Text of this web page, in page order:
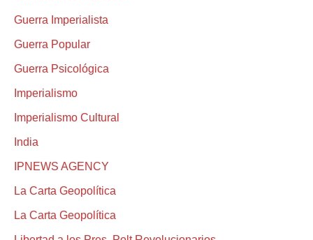
Guerra Imperialista
Guerra Popular
Guerra Psicológica
Imperialismo
Imperialismo Cultural
India
IPNEWS AGENCY
La Carta Geopolítica
La Carta Geopolítica